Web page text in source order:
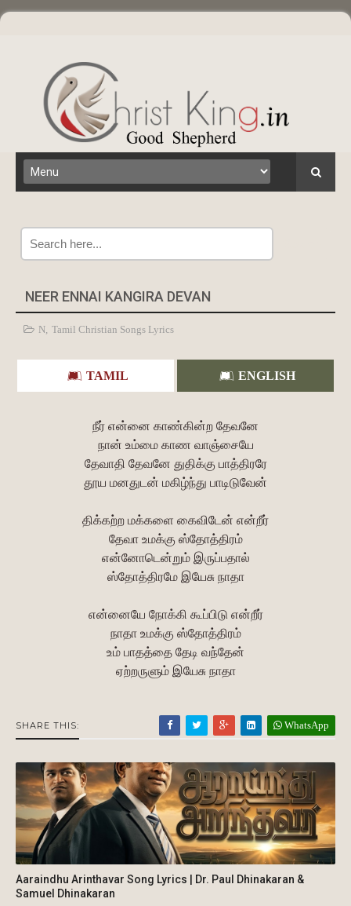
NEER ENNAI KANGIRA DEVAN
N, Tamil Christian Songs Lyrics
TAMIL ENGLISH
நீர் என்னை காண்கின்ற தேவனே
நான் உம்மை காண வாஞ்சையே
தேவாதி தேவனே துதிக்கு பாத்திரரே
தூய மனதுடன் மகிழ்ந்து பாடிடுவேன்
திக்கற்ற மக்களை கைவிடேன் என்றீர்
தேவா உமக்கு ஸ்தோத்திரம்
என்னோடென்றும் இருப்பதால்
ஸ்தோத்திரமே இயேசு நாதா
என்னையே நோக்கி கூப்பிடு என்றீர்
நாதா உமக்கு ஸ்தோத்திரம்
உம் பாதத்தை தேடி வந்தேன்
ஏற்றருளும் இயேசு நாதா
SHARE THIS: WhatsApp
Aaraindhu Arinthavar Song Lyrics | Dr. Paul Dhinakaran &
Samuel Dhinakaran